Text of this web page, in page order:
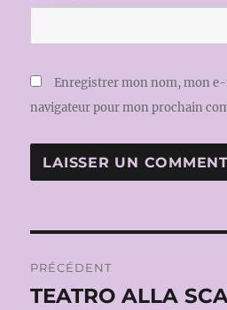
Enregistrer mon nom, mon
navigateur pour mon prochain
de
PRÉCÉDENT
Publication
TEATRO ALLA